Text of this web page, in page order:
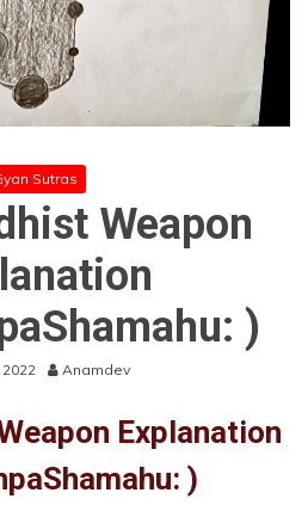
Sutras
Weapon
)
Anamdev
Explanation
)